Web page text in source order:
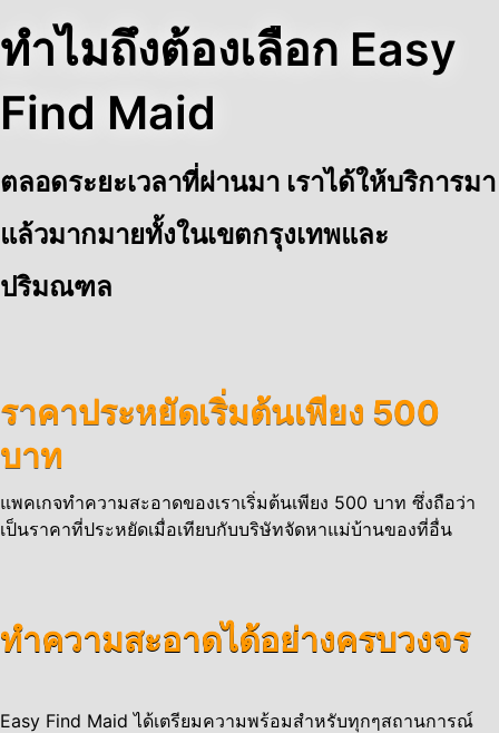
ทำไมถึงต้องเลือก Easy
Find Maid
ตลอดระยะเวลาที่ผ่านมา เราได้ให้บริการมา
แล้วมากมายทั้งในเขตกรุงเทพและ
ปริมณฑล
ราคาประหยัดเริ่มต้นเพียง 500
บาท
แพคเกจทำความสะอาดของเราเริ่มต้นเพียง 500 บาท ซึ่งถือว่า
เป็นราคาที่ประหยัดเมื่อเทียบกับบริษัทจัดหาแม่บ้านของที่อื่น
ทำความสะอาดได้อย่างครบวงจร
Easy Find Maid ได้เตรียมความพร้อมสำหรับทุกๆสถานการณ์